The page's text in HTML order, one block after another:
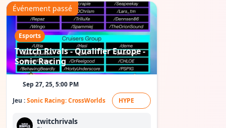
Esports
Twitch Rivals - Qualifier Europe -
Sonic Racing
Événement passé
Sep 27, 25, 5:00 PM
Jeu :Sonic Racing: CrossWorlds HYPE
twitchrivals